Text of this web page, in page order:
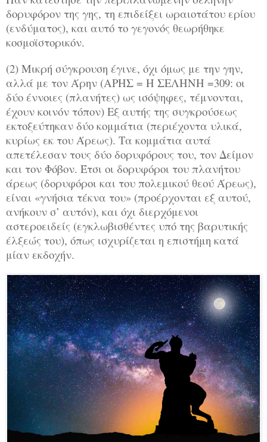
δορυφόρον της γης, τη επιδείξει ωραιοτάτου ερίου
(ενδύματος), και αυτό το γεγονός θεωρήθηκε
κοσμοϊστορικόν.
(2) Μικρή σύγκρουση έγινε, όχι όμως με την γην,
αλλά με τον Άρην (ΑΡΗΣ = Η ΣΕΛΗΝΗ =309: οι
δύο έννοιες (πλανήτες) ως ισόψηφες, τέμνονται,
έχουν κοινόν τόπον) Εξ αυτής της συγκρούσεως
εκτοξεύτηκαν δύο κομμάτια (περιέχοντα υλικά,
κυρίως εκ του Άρεως). Τα κομμάτια αυτά
απετέλεσαν τους δύο δορυφόρους του, τον Δείμον
και τον Φόβον. Έτσι οι δορυφόροι του πλανήτου
άρεως (δορυφόροι και του πολεμικού θεού Άρεως),
είναι «γνήσια τέκνα του» (προέρχονται εξ αυτού,
ανήκουν σ’ αυτόν), και όχι διερχόμενοι
αστεροειδείς (εγκλωβισθέντες υπό της βαρυτικής
έλξεώς του), όπως ισχυρίζεται η επιστήμη κατά
μίαν εκδοχήν.